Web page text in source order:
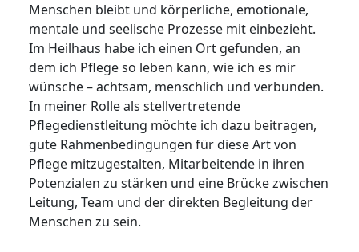
Menschen bleibt und körperliche, emotionale,
mentale und seelische Prozesse mit einbezieht.
Im Heilhaus habe ich einen Ort gefunden, an
dem ich Pflege so leben kann, wie ich es mir
wünsche – achtsam, menschlich und verbunden.
In meiner Rolle als stellvertretende
Pflegedienstleitung möchte ich dazu beitragen,
gute Rahmenbedingungen für diese Art von
Pflege mitzugestalten, Mitarbeitende in ihren
Potenzialen zu stärken und eine Brücke zwischen
Leitung, Team und der direkten Begleitung der
Menschen zu sein.